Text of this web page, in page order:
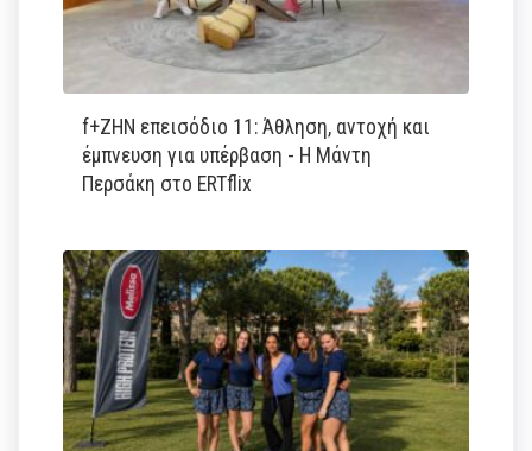
f+ΖΗΝ επεισόδιο 11: Άθληση, αντοχή και
έμπνευση για υπέρβαση - Η Μάντη
Περσάκη στο ERTflix